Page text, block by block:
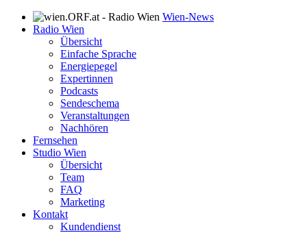
Wien-News
Radio Wien
Übersicht
Einfache Sprache
Energiepegel
Expertinnen
Podcasts
Sendeschema
Veranstaltungen
Nachhören
Fernsehen
Studio Wien
Übersicht
Team
FAQ
Marketing
Kontakt
Kundendienst